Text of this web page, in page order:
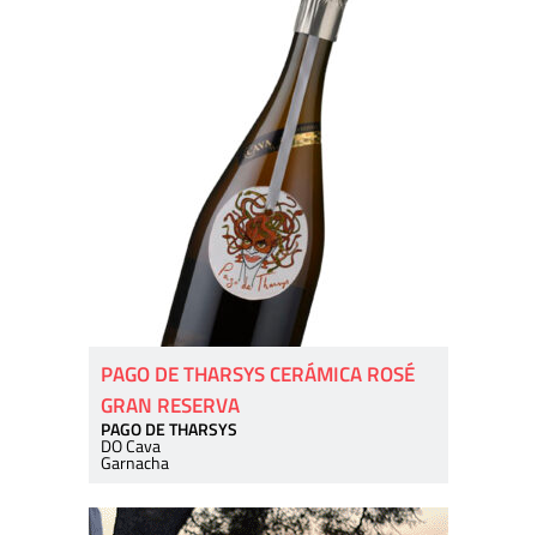
PAGO DE THARSYS CERÁMICA ROSÉ
GRAN RESERVA
PAGO DE THARSYS
DO Cava
Garnacha